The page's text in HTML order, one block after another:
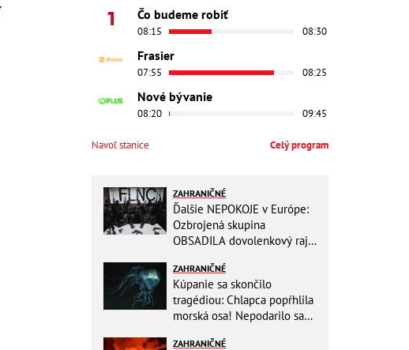
Čo budeme robiť
08:15 08:30
Frasier
07:55 08:25
Nové bývanie
08:20 09:45
Navoľ stanice Celý program
ZAHRANIČNÉ
Ďalšie NEPOKOJE v Európe:
Ozbrojená skupina
OBSADILA dovolenkový raj,
turistom!
ZAHRANIČNÉ
Kúpanie sa skončilo
tragédiou: Chlapca popŕhlila
morská osa! Nepodarilo sa
ZAHRANIČNÉ